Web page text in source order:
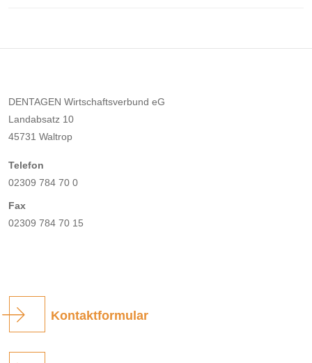
DENTAGEN Wirtschaftsverbund eG
Landabsatz 10
45731 Waltrop
Telefon
02309 784 70 0
Fax
02309 784 70 15
Kontaktformular